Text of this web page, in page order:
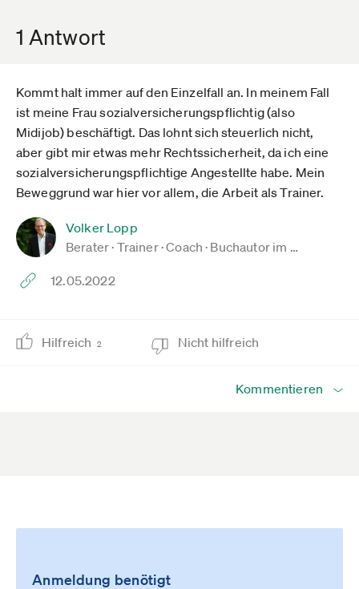
1 Antwort
Kommt halt immer auf den Einzelfall an. In meinem Fall
ist meine Frau sozialversicherungspflichtig (also
Midijob) beschäftigt. Das lohnt sich steuerlich nicht,
aber gibt mir etwas mehr Rechtssicherheit, da ich eine
sozialversicherungspflichtige Angestellte habe. Mein
Beweggrund war hier vor allem, die Arbeit als Trainer.
Volker Lopp
Berater · Trainer · Coach · Buchautor im …
12.05.2022
Hilfreich 2 Nicht hilfreich
Kommentieren
Anmeldung benötigt